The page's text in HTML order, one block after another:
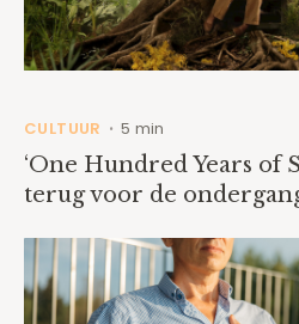
CULTUUR • 5 min
‘One Hundred Years of
terug voor de